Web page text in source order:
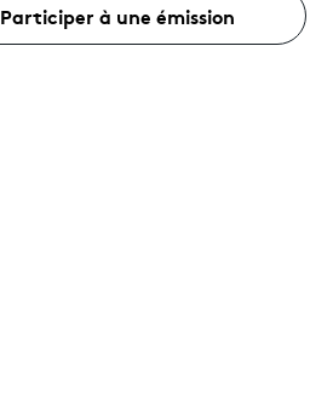
Participer à une émission